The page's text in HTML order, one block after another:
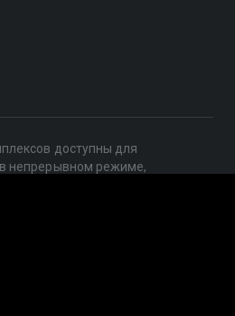
доступны для
непрерывном режиме,